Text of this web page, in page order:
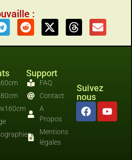
:
Support
FAQ
Contact
A
Propos
Mentions
légales
Suivez
nous